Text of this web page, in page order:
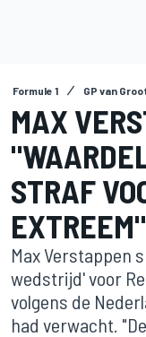
Formule 1 GP van
MAX
STRAF
EXTREEM"
Max Verstappen
wedstrijd' voor
volgens de
had verwacht.